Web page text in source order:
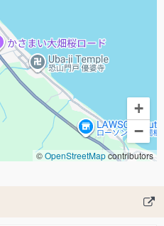
+
−
©OpenStreetMapcontributors